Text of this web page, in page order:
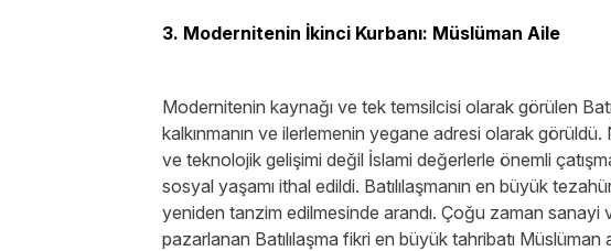
3. Modernitenin İkinci Kurbanı: Müslüman Aile
Modernitenin kaynağı ve tek temsilcisi olarak görülen
kalkınmanın ve ilerlemenin yegane adresi olarak görüldü.
ve teknolojik gelişimi değil İslami değerlerle önemli
sosyal yaşamı ithal edildi. Batılılaşmanın en büyük
yeniden tanzim edilmesinde arandı. Çoğu zaman sanayi
pazarlanan Batılılaşma fikri en büyük tahribatı Müslüman